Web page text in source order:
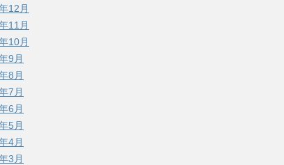
12月
11月
10月
9月
8月
7月
6月
5月
4月
3月